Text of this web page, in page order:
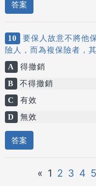
答案
10
要保人故意不將他
險人，而為複保險者，
A
得撤銷
B
不得撤銷
C
有效
D
無效
答案
« 1 2 3 4 5